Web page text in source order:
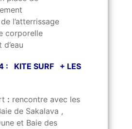
l’atterrissage
corporelle
: KITE SURF + LES
: rencontre avec les
de Sakalava ,
et Baie des